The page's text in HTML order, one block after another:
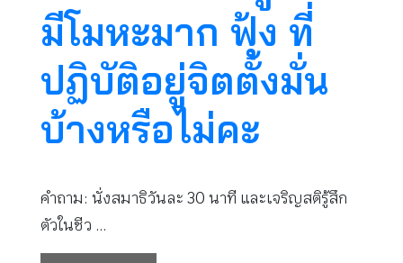
มีโมหะมาก ฟุ้ง ที่
ปฏิบัติอยู่จิตตั้งมั่น
บ้างหรือไม่คะ
คำถาม: นั่งสมาธิวันละ 30 นาที และเจริญสติรู้สึก
ตัวในชีว …